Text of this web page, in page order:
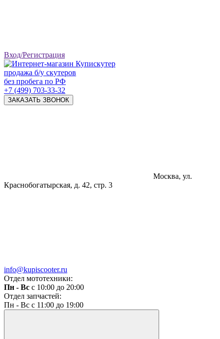
Вход/Регистрация
продажа б/у скутеров
без пробега по РФ
+7 (499) 703-33-32
ЗАКАЗАТЬ ЗВОНОК
Москва, ул.
Краснобогатырская, д. 42, стр. 3
info@kupiscooter.ru
Отдел мототехники:
Пн - Вс с 10:00 до 20:00
Отдел запчастей:
Пн - Вс с 11:00 до 19:00